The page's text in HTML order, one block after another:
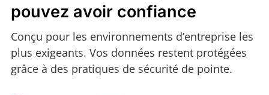
pouvez avoir confiance
Conçu pour les environnements d’entreprise les
plus exigeants. Vos données restent protégées
grâce à des pratiques de sécurité de pointe.